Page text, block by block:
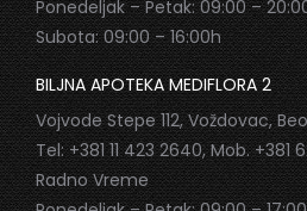
Ponedeljak – Petak: 09:00 –
Subota: 09:00 – 16:00h
BILJNA APOTEKA MEDIFLORA 2
Vojvode Stepe 112, Voždovac,
Tel: +381 11 423 2640, Mob. +381
Radno Vreme